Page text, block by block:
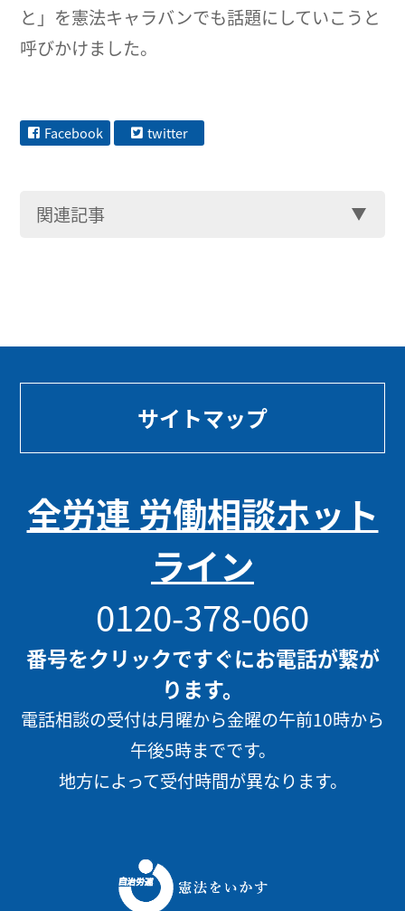
と」を憲法キャラバンでも話題にしていこうと
呼びかけました。
Facebook twitter
関連記事
サイトマップ
全労連 労働相談ホット
ライン
0120-378-060
番号をクリックですぐにお電話が繋が
ります。
電話相談の受付は月曜から金曜の午前10時から
午後5時までです。
地方によって受付時間が異なります。